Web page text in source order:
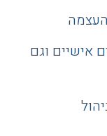
אישיים וגם